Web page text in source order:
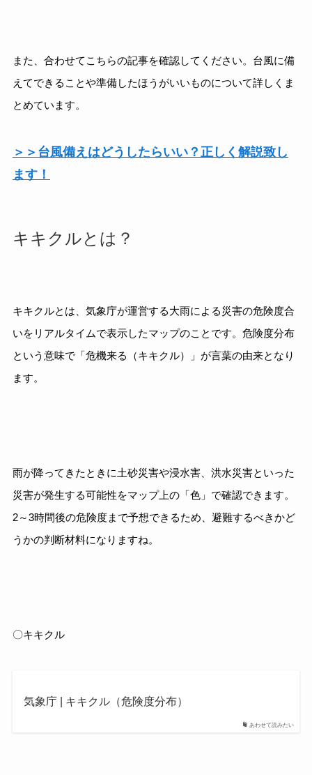
また、合わせてこちらの記事を確認してください。台風に備
えてできることや準備したほうがいいものについて詳しくま
とめています。
＞＞台風備えはどうしたらいい？正しく解説致し
ます！
キキクルとは？
キキクルとは、気象庁が運営する大雨による災害の危険度合
いをリアルタイムで表示したマップのことです。危険度分布
という意味で「危機来る（キキクル）」が言葉の由来となり
ます。
雨が降ってきたときに土砂災害や浸水害、洪水災害といった
災害が発生する可能性をマップ上の「色」で確認できます。
2～3時間後の危険度まで予想できるため、避難するべきかど
うかの判断材料になりますね。
〇キキクル
あわせて読みたい
気象庁 | キキクル（危険度分布）